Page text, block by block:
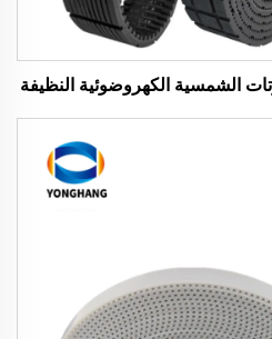
الشمسية الكهروضوئية النظيفة